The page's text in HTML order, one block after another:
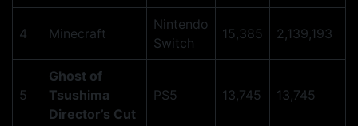
4 Minecraft
Nintendo
Switch
15,385 2,139,193
5
Ghost of
Tsushima
Director’s Cut
PS5 13,745 13,745